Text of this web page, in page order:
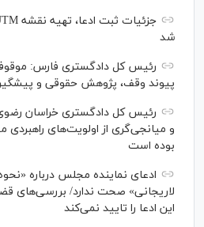
شد
رئیس کل دادگستری فارس:
پیوند وقف، پژوهش حقوقی و
رئیس کل دادگستری خراسان
و میانجی‌گری از اولویت‌های
بوده است
ادعای نماینده مجلس درباره
لاریجانی» صحت ندارد/ بررسی‌های
این ادعا را تایید نمی‌کند